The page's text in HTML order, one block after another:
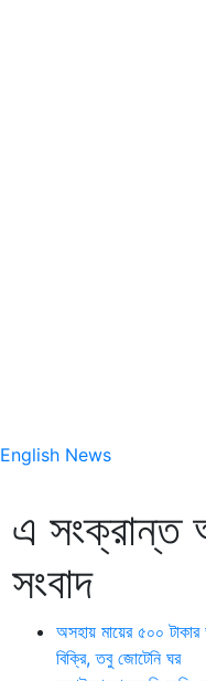
English News
এ
সংবাদ
অসহায় মায়ের ৫০০
বিক্রি, তবু জোটেনি ঘর